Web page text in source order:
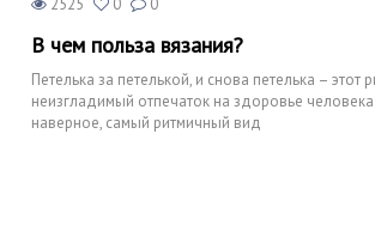
В чем польза вязания?
Петелька за петелькой, и снова петелька – этот
неизгладимый отпечаток на здоровье
наверное, самый ритмичный вид